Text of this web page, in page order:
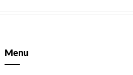
Menu